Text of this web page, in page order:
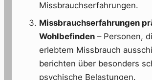
Missbrauchserfahrungen.
Missbrauchserfahrungen
Wohlbefinden – Personen,
erlebtem Missbrauch
berichten über besonders
psychische Belastungen.